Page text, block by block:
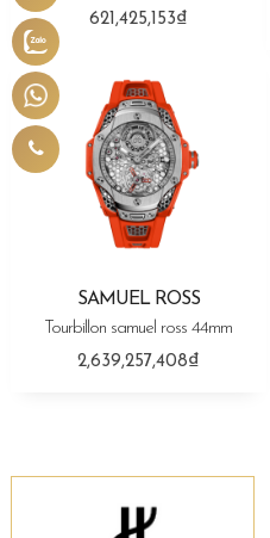
621,425,153₫
SAMUEL ROSS
Tourbillon samuel ross 44mm
2,639,257,408₫